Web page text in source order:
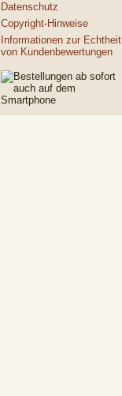
Datenschutz
Copyright-Hinweise
Informationen zur Echtheit
von Kundenbewertungen